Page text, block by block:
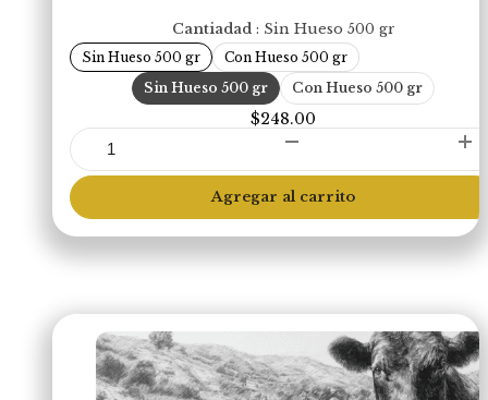
precios:
desde
$128.00
hasta
$248.00
Cantiadad Sin Hueso 500 gr
Sin Hueso 500 gr
Con Hueso 500 gr
Sin Hueso 500 gr
Con Hueso 500 gr
$248.00
Chambarete
(Libre
Pastoreo)
cantidad
Agregar al carrito